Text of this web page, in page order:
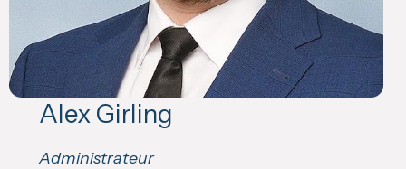
Alex Girling
Administrateur